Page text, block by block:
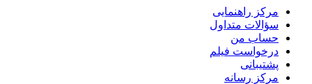
مرکز راهنمایی
سؤالات متداول
حساب من
درخواست فیلم
پشتیبانی
مرکز رسانه